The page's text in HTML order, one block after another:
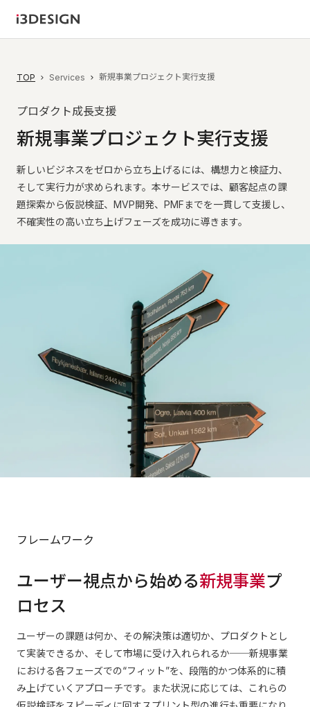
TOP Services 新規事業プロジェクト実行支援
プロダクト成長支援
新規事業プロジェク ト実行支援
新しいビジネスをゼロから立ち上げるには、構想力と検証力、
そして実行力が求められます。本サービスでは、顧客起点の課
題探索から仮説検証、MVP開発、PMFまでを一貫して支援し、
不確実性の高い立ち上げフェーズを成功に導きます。
フレームワーク
ユーザー視点から始める新規事業プ
ロセス
ユーザーの課題は何か、その解決策は適切か、プロダクトとし
て実装できるか、そして市場に受け入れられるか──新規事業
における各フェーズでの“フィット”を、段階的かつ体系的に積
み上げていくアプローチです。また状況に応じては、これらの